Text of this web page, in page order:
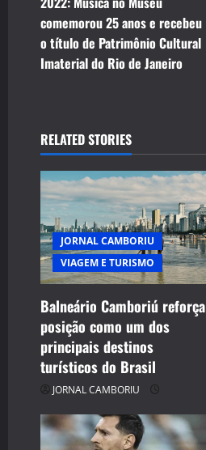
a
v
g
a
t
i
o
n
comemorou 25 anos e recebeu
o título de Patrimônio Cultural
Imaterial do Rio de Janeiro
RELATED STORIES
JORNAL CAMBORIU
VIAGEM E TURISMO
Balneário Camboriú reforça
posição como um dos
principais destinos
turísticos do Brasil
JORNAL CAMBORIU